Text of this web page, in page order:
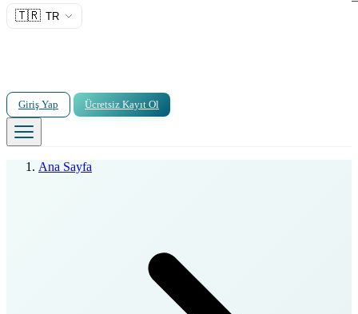
🇹🇷 TR
Giriş Yap Ücretsiz Kayıt Ol
Ana Sayfa